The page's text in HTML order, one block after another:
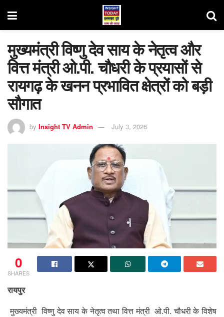
मुख्यमंत्री विष्णु देव साय के नेतृत्व और
वित्त मंत्री ओ.पी. चौधरी के प्रयासों से
रायगढ़ के खनन प्रभावित क्षेत्रों को बड़ी
सौगात
by Insight TV Admin July 3, 2026
0
SHARES
रायपुर
मुख्यमंत्री विष्णु देव साय के नेतृत्व तथा वित्त मंत्री ओ.पी. चौधरी के विशेष